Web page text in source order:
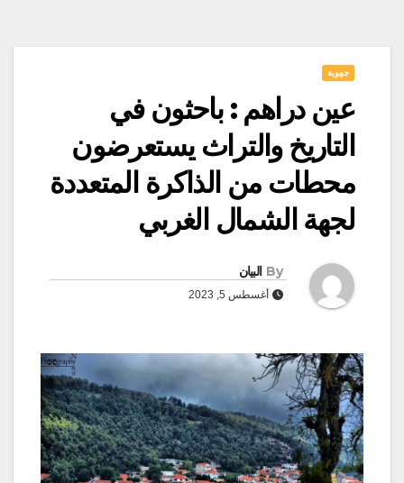
جهوية
عين دراهم : باحثون في
التاريخ والتراث يستعرضون
محطات من الذاكرة المتعددة
لجهة الشمال الغربي
By البيان
أغسطس 5, 2023